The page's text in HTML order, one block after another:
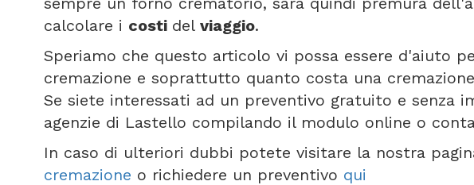
calcolare i costi del viaggio.
Speriamo che questo articolo vi possa essere d'aiuto
cremazione e soprattutto quanto costa una
Se siete interessati ad un preventivo gratuito e senza
agenzie di Lastello compilando il modulo online o
In caso di ulteriori dubbi potete visitare la nostra
cremazione o richiedere un preventivo qui